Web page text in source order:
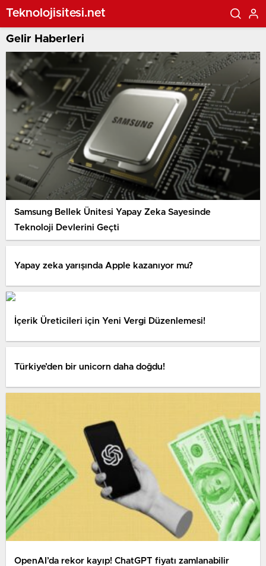
Teknolojisitesi.net
Gelir Haberleri
Samsung Bellek Ünitesi Yapay Zeka Sayesinde
Teknoloji Devlerini Geçti
Yapay zeka yarışında Apple kazanıyor mu?
İçerik Üreticileri için Yeni Vergi Düzenlemesi!
Türkiye’den bir unicorn daha doğdu!
OpenAI’da rekor kayıp! ChatGPT fiyatı zamlanabilir